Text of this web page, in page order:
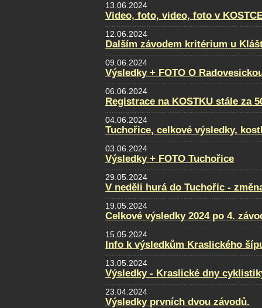
13.06.2024
Video, foto, video, foto v
12.06.2024
Dalším závodem kritérium u
09.06.2024
Výsledky + FOTO O
06.06.2024
Registrace na KOSTKU stále za
04.06.2024
Tuchořice, celkové výsledky,
03.06.2024
Výsledky + FOTO Tuchořice
29.05.2024
V neděli hurá do Tuchořic -
19.05.2024
Celkové výsledky 2024 po 4.
15.05.2024
Info k výsledkům Kraslického
13.05.2024
Výsledky - Kraslické dny
23.04.2024
Výsledky prvních dvou závodů.